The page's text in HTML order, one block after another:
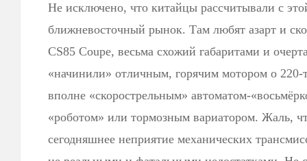
Не исключено, что китайцы рассчитывали с
ближневосточный рынок. Там любят азарт и
CS85 Coupe, весьма схожий габаритами и
«начинили» отличным, горячим мотором о
вполне «скорострельным» автоматом-
«роботом» или тормозным вариатором. Жаль,
сегодняшнее неприятие механических